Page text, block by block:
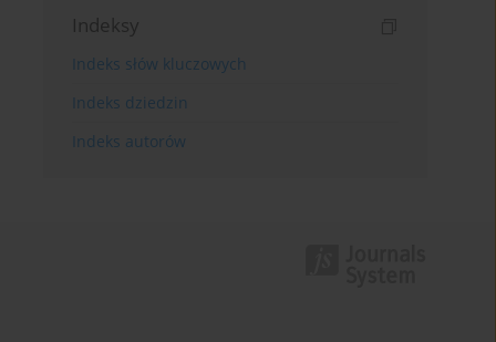
Indeksy
Indeks słów kluczowych
Indeks dziedzin
Indeks autorów